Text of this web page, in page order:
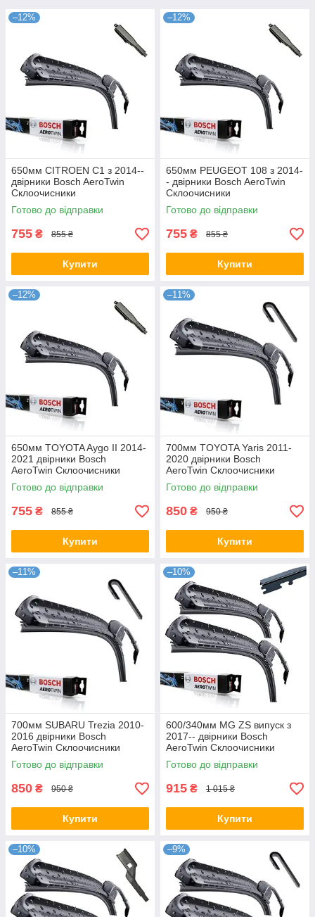
–12%
650мм CITROEN C1 з 2014--
двірники Bosch AeroTwin
Склоочисники
Готово до відправки
755 ₴ 855 ₴
Купити
–12%
650мм PEUGEOT 108 з 2014-
- двірники Bosch AeroTwin
Склоочисники
Готово до відправки
755 ₴ 855 ₴
Купити
–12%
650мм TOYOTA Aygo II 2014-
2021 двірники Bosch
AeroTwin Склоочисники
Готово до відправки
755 ₴ 855 ₴
Купити
–11%
700мм TOYOTA Yaris 2011-
2020 двірники Bosch
AeroTwin Склоочисники
Готово до відправки
850 ₴ 950 ₴
Купити
–11%
700мм SUBARU Trezia 2010-
2016 двірники Bosch
AeroTwin Склоочисники
Готово до відправки
850 ₴ 950 ₴
Купити
–10%
600/340мм MG ZS випуск з
2017-- двірники Bosch
AeroTwin Склоочисники
Готово до відправки
915 ₴ 1 015 ₴
Купити
–10% –9%